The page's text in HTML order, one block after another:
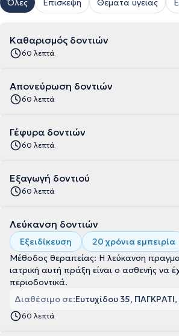
Όλες Επίσκεψη Θέματα υγείας
Καθαρισμός δοντιών
60 λεπτά
Απονεύρωση δοντιών
60 λεπτά
Γέφυρα δοντιών
60 λεπτά
Εξαγωγή δοντιού
60 λεπτά
Λεύκανση δοντιών
Εξειδίκευση
20 χρόνια εμπειρία
Μέθοδος θεραπείας: Η λεύκανση
ιατρική αυτή πράξη είναι ο ασθενής να
περιοδοντικά.
Διαθέσιμο σε:Ευτυχίδου 35,
60 λεπτά